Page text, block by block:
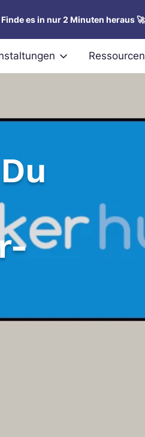
es in nur 2 Minuten heraus 🚀
Ressourcen